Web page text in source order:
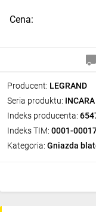
Producent: LEGRAND
Seria produktu: INCARA
Indeks producenta:
Indeks TIM: 0001-
Kategoria: Gniazda
Cena: